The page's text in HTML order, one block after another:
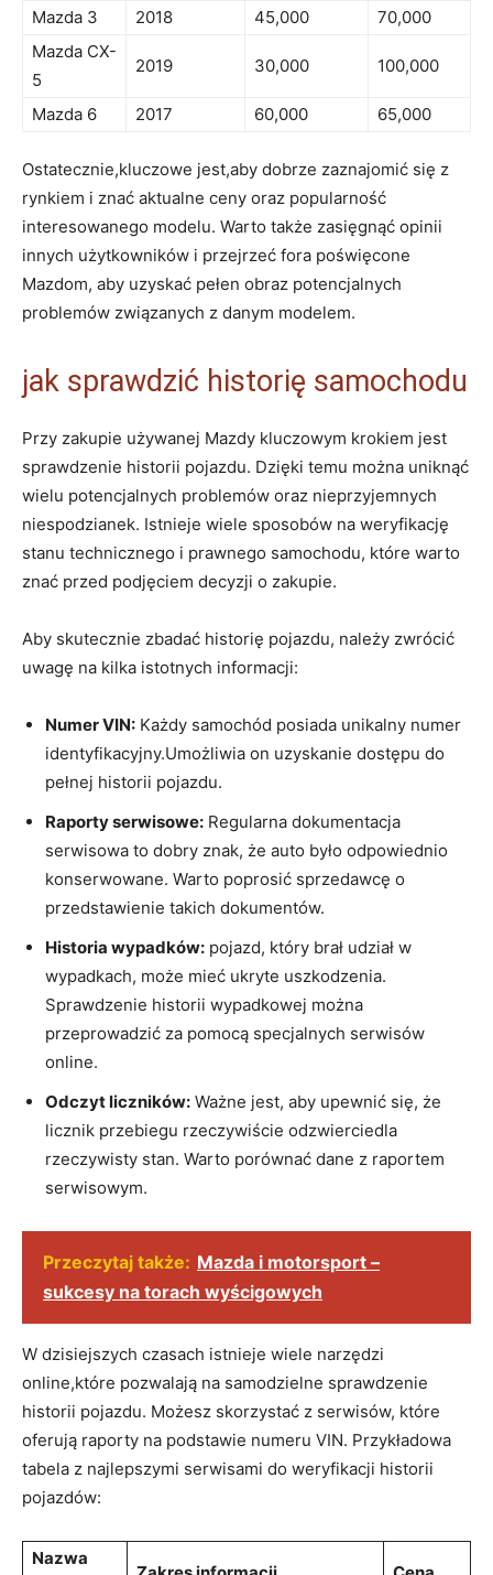
Mazda 3 2018 45,000
70,000
Mazda CX-
5
2019 30,000 100,000
Mazda 6 2017 60,000 65,000
Ostatecznie,kluczowe jest,aby dobrze zaznajomić się z
rynkiem i znać aktualne ceny oraz popularność
interesowanego modelu. Warto także zasięgnąć opinii
innych użytkowników i przejrzeć fora poświęcone
Mazdom, aby uzyskać pełen obraz potencjalnych
problemów związanych z danym modelem.
jak sprawdzić historię samochodu
Przy zakupie używanej Mazdy kluczowym krokiem jest
sprawdzenie historii pojazdu. Dzięki temu można uniknąć
wielu potencjalnych problemów oraz nieprzyjemnych
niespodzianek. Istnieje wiele sposobów na weryfikację
stanu technicznego i prawnego samochodu, które warto
znać przed podjęciem decyzji o zakupie.
Aby skutecznie zbadać historię pojazdu, należy zwrócić
uwagę na kilka istotnych informacji:
Numer VIN: Każdy samochód posiada unikalny numer
identyfikacyjny.Umożliwia on uzyskanie dostępu do
pełnej historii pojazdu.
Raporty serwisowe: Regularna dokumentacja
serwisowa to dobry znak, że auto było odpowiednio
konserwowane. Warto poprosić sprzedawcę o
przedstawienie takich dokumentów.
Historia wypadków: pojazd, który brał udział w
wypadkach, może mieć ukryte uszkodzenia.
Sprawdzenie historii wypadkowej można
przeprowadzić za pomocą specjalnych serwisów
online.
Odczyt liczników: Ważne jest, aby upewnić się, że
licznik przebiegu rzeczywiście odzwierciedla
rzeczywisty stan. Warto porównać dane z raportem
serwisowym.
Przeczytaj także: Mazda i motorsport –
sukcesy na torach wyścigowych
W dzisiejszych czasach istnieje wiele narzędzi
online,które pozwalają na samodzielne sprawdzenie
historii pojazdu. Możesz skorzystać z serwisów, które
oferują raporty na podstawie numeru VIN. Przykładowa
tabela z najlepszymi serwisami do weryfikacji historii
pojazdów:
Nazwa